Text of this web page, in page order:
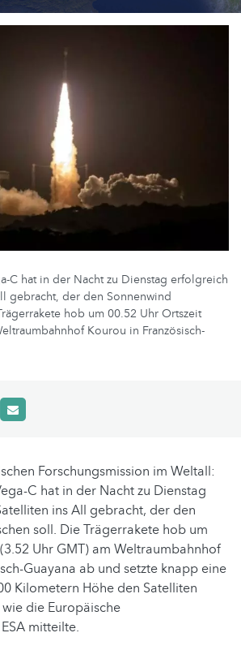
C hat in der Nacht zu Dienstag erfolgreich
gebracht, der den Sonnenwind
hob um 00.52 Uhr Ortszeit
Kourou in Französisch-
Forschungsmission im Weltall:
C hat in der Nacht zu Dienstag
ins All gebracht, der den
soll. Die Trägerrakete hob um
Uhr GMT) am Weltraumbahnhof
Guayana ab und setzte knapp eine
Kilometern Höhe den Satelliten
die Europäische
mitteilte.